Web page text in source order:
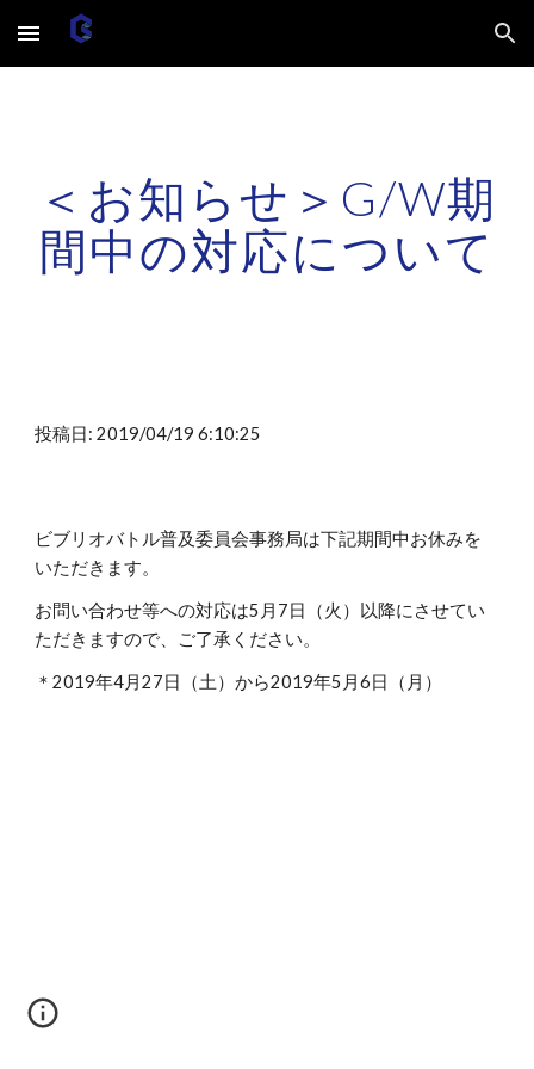
Skip to main content Skip to navigation
＜お知らせ＞G/W期
間中の対応について
投稿日: 2019/04/19 6:10:25
ビブリオバトル普及委員会事務局は下記期間中お休みを
いただきます。
お問い合わせ等への対応は5月7日（火）以降にさせてい
ただきますので、ご了承ください。
＊2019年4月27日（土）から2019年5月6日（月）